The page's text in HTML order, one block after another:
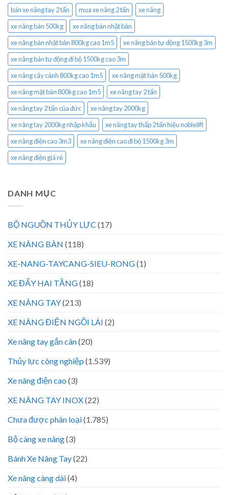
bán xe nâng tay 2 tấn
mua xe nâng 2 tấn
xe nâng
xe nâng bàn 500kg
xe nâng bàn nhật bản
xe nâng bàn nhật bản 800kg cao 1m5
xe nâng bán tự động 1500kg 3m
xe nâng bán tự động đi bộ 1500kg cao 3m
xe nâng cây cảnh 800kg cao 1m5
xe nâng mặt bàn 500kg
xe nâng mặt bàn 800kg cao 1m5
xe nâng tay 2 tấn
xe nâng tay 2 tấn của đức
xe nâng tay 2000kg
xe nâng tay 2000kg nhập khẩu
xe nâng tay thấp 2 tấn hiệu noblelift
xe nâng điện cao 3m3
xe nâng điện cao đi bộ 1500kg 3m
xe nâng điện giá rẻ
DANH MỤC
BỘ NGUỒN THỦY LỰC (17)
XE NÂNG BÀN (118)
XE-NANG-TAYCANG-SIEU-RONG(1)
XE ĐẨY HAI TẦNG(18)
XE NÂNG TAY(213)
XE NÂNG ĐIỆN NGỒI LÁI (2)
Xe nâng tay gắn cân(20)
Thủy lực công nghiệp (1.539)
Xe nâng điện cao (3)
XE NÂNG TAY INOX(22)
Chưa được phân loại(1.785)
Bộ càng xe nâng(3)
Bánh Xe Nâng Tay(22)
Xe nâng càng dài(4)